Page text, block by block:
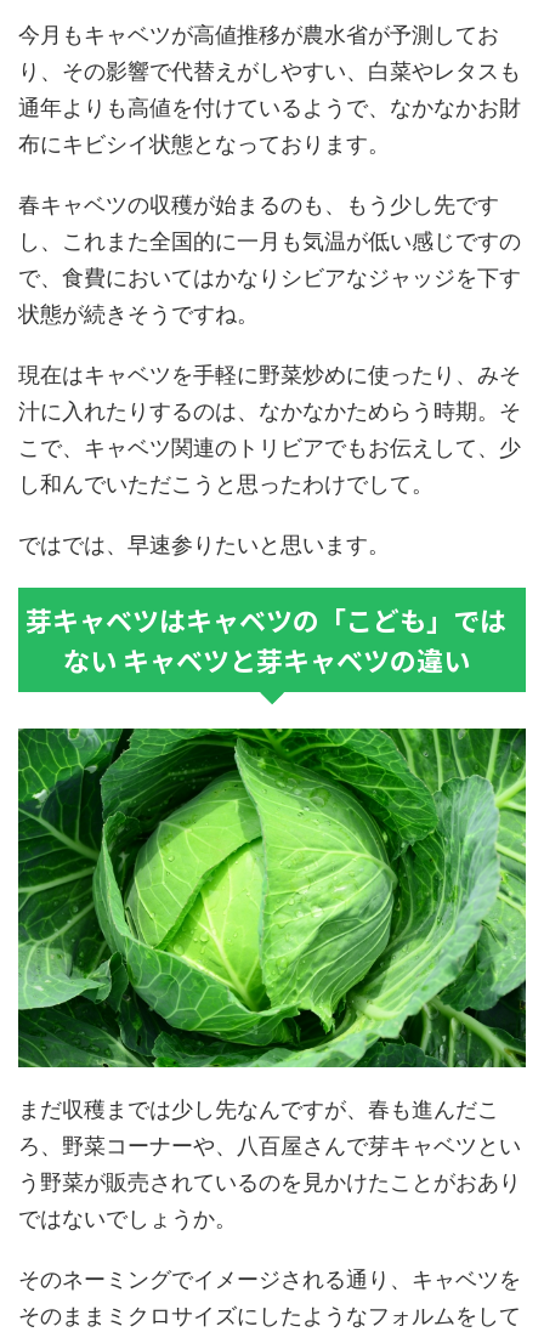
今月もキャベツが高値推移が農水省が予測してお
り、その影響で代替えがしやすい、白菜やレタスも
通年よりも高値を付けているようで、なかなかお財
布にキビシイ状態となっております。
春キャベツの収穫が始まるのも、もう少し先です
し、これまた全国的に一月も気温が低い感じですの
で、食費においてはかなりシビアなジャッジを下す
状態が続きそうですね。
現在はキャベツを手軽に野菜炒めに使ったり、みそ
汁に入れたりするのは、なかなかためらう時期。そ
こで、キャベツ関連のトリビアでもお伝えして、少
し和んでいただこうと思ったわけでして。
ではでは、早速参りたいと思います。
芽キャベツはキャベツの「こども」では
ない キャベツと芽キャベツの違い
まだ収穫までは少し先なんですが、春も進んだこ
ろ、野菜コーナーや、八百屋さんで芽キャベツとい
う野菜が販売されているのを見かけたことがおあり
ではないでしょうか。
そのネーミングでイメージされる通り、キャベツを
そのままミクロサイズにしたようなフォルムをして